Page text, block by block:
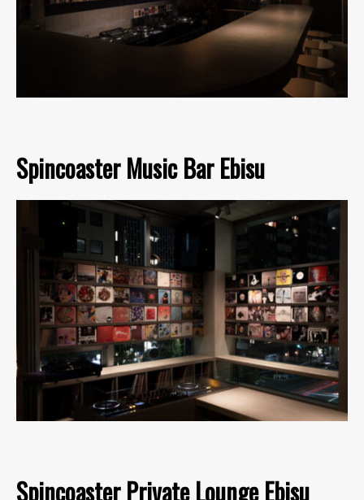
Spincoaster Music Bar Ebisu
Spincoaster Private Lounge Ebisu